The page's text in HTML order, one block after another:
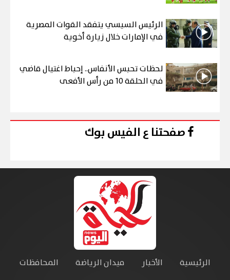
الرئيس السيسي يتفقد القوات المصرية
في الإمارات خلال زيارة أخوية
لحظات تحبس الأنفاس.. إحباط اغتيال قاضي
في الحلقة 10 من رأس الأفعى
صفحتنا ع الفيس بوك
الرئيسية الأخبار ميدان الرياضة
المحافظات